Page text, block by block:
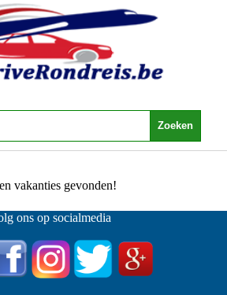
Rode Zee - Minisafaris
0 Aanbiedingen
vakanties gevonden!
ons op socialmedia